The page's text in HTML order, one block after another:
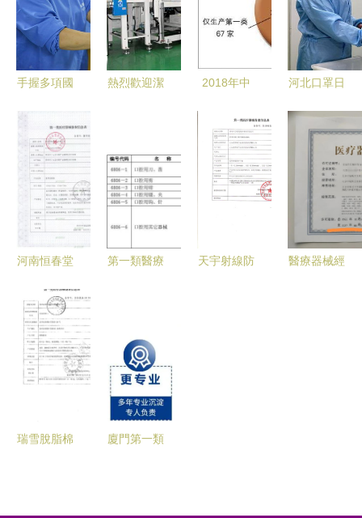
手握多項國
幫廚食帶打
造西南最大
蝦類產品生
產基地，并
布局第一類
醫療器械新
熱烈歡迎潔
鹿工業園
共繪第一類
醫療器械發
展新藍圖
2018年中
器械產業發
展報告 中
醫醫療器械
進入發展新
類醫療器械
河北口罩日
萬只 邯鄲
日產量位居
第一 第一
類醫療器械
河南恒春堂
第一類醫療
器械，守護
健康每一步
第一類醫療
門級醫療產
品
天宇射線防
醫療器械經
瑞雪脫脂棉
廈門第一類